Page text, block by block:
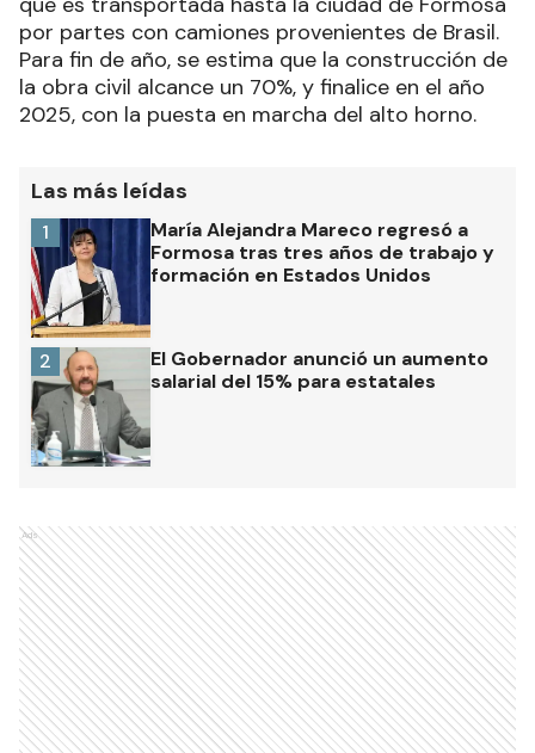
por partes con camiones provenientes de Brasil.
Para fin de año, se estima que la construcción de
la obra civil alcance un 70%, y finalice en el año
2025, con la puesta en marcha del alto horno.
Las más leídas
María Alejandra Mareco regresó a
Formosa tras tres años de trabajo y
formación en Estados Unidos
1
El Gobernador anunció un aumento
salarial del 15% para estatales
2
Ads